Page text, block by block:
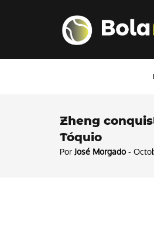
Zheng
Tóquio
PorJosé Morgado-